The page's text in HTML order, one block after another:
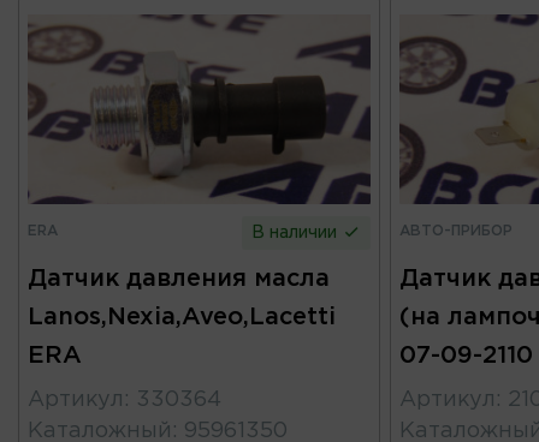
ERA В наличии
Датчик давления масла
Lanos,Nexia,Aveo,Lacetti
ERA
Артикул : 330364
Каталожный : 95961350
АВТО-ПРИБОР
Датчик
(на
07-09-
Артикул :